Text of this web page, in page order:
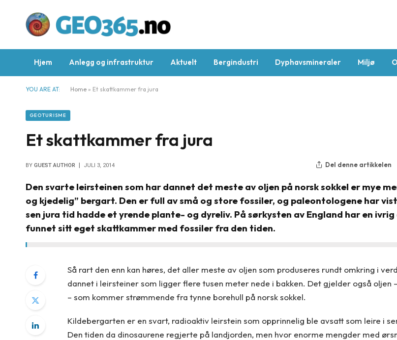
Hjem Anlegg og infrastruktur Aktuelt Bergindustri Dyphavsmineraler Miljø
YOU ARE AT: Home » Et skattkammer fra jura
GEOTURISME
Et skattkammer fra jura
BY GUEST AUTHOR JULI 3, 2014 Del denne artikkelen
Den svarte leirsteinen som har dannet det meste av oljen på norsk sokkel er mye
og kjedelig” bergart. Den er full av små og store fossiler, og paleontologene har
sen jura tid hadde et yrende plante- og dyreliv. På sørkysten av England har en
funnet sitt eget skattkammer med fossiler fra den tiden.
Så rart den enn kan høres, det aller meste av oljen som produseres rundt omkring i
dannet i leirsteiner som ligger flere tusen meter nede i bakken. Det gjelder også oljen
– som kommer strømmende fra tynne borehull på norsk sokkel.
Kildebergarten er en svart, radioaktiv leirstein som opprinnelig ble avsatt som leire i
Den tiden da dinosaurene regjerte på landjorden, men hvor enorme mengder med